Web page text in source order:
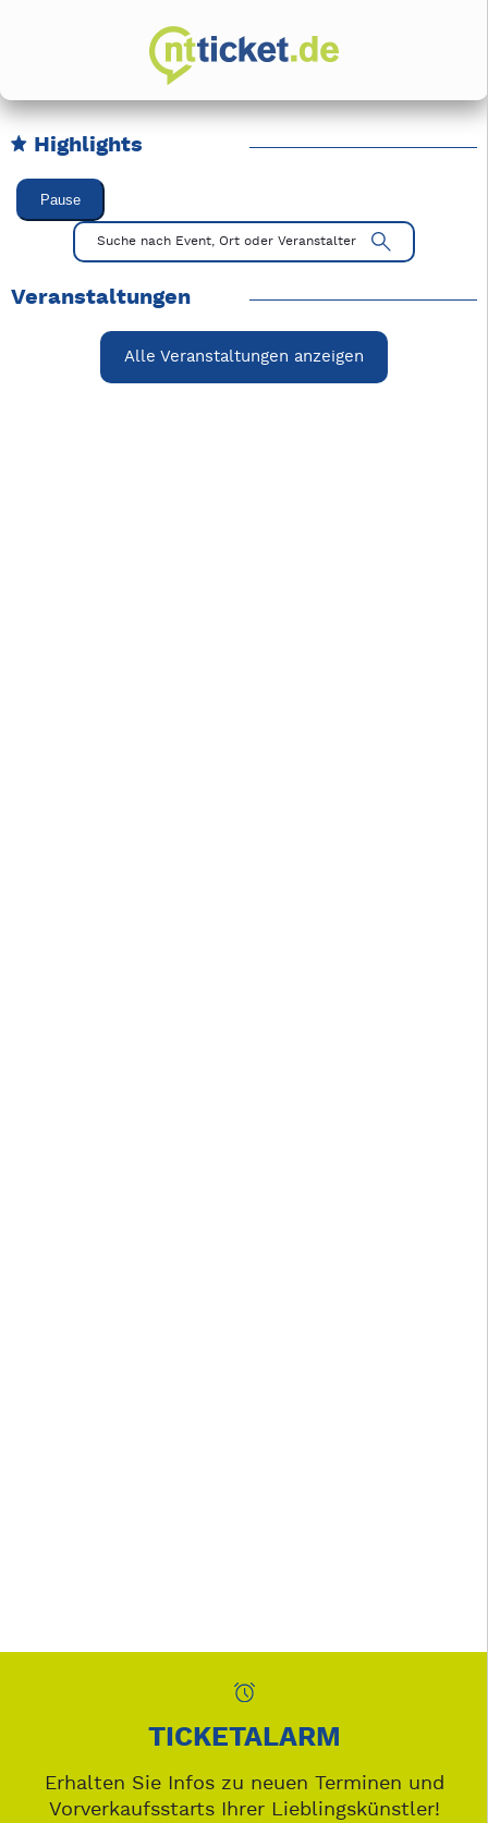
Highlights
Karussell Veranstaltungen überspringen
Pause
Mit Tab zu den Steuerelementen wechseln. Mit Pfeiltasten
Suche nach Event, Ort oder Veranstalter
Veranstaltungen
Alle Veranstaltungen anzeigen
TICKETALARM
Erhalten Sie Infos zu neuen Terminen und
Vorverkaufsstarts Ihrer Lieblingskünstler!